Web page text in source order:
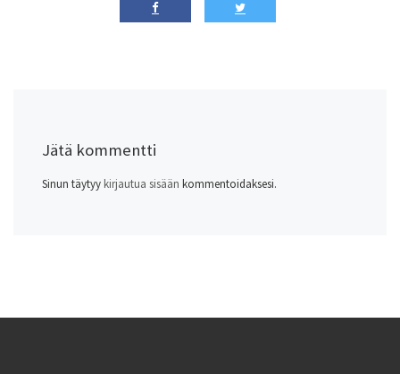
Jätä kommentti
Sinun täytyy kirjautua sisään kommentoidaksesi.